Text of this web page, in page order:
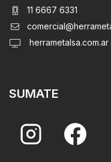
11 6667 6331
herrametalsa.com.ar
SUMATE